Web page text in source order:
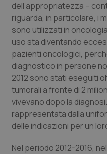
dell’appropriatezza –
riguarda, in particolare, i
sono utilizzati in
uso sta diventando
pazienti oncologici,
diagnostico in persone
2012 sono stati eseguiti
tumorali a fronte di 2
vivevano dopo la
rappresentata dalla
delle indicazioni per un
Nel periodo 2012-2016,
I cookie necessari
sito web abilitandone
navigazione sulle
protette del sito. Il sito
funzionare
Nome